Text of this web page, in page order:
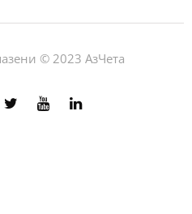
© 2023 АзЧета